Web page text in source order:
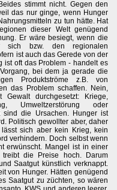
stimmt nicht. Gegen den
das nur ginge, wenn Hunger
zu tun hätte. Hat
dieser Welt genügend
Er wäre besiegt, wenn die
sich bzw. den regionalen
ist auch das Gerede von der
ist oft das Problem - handelt es
bei dem ja gerade die
Produktströme z.B. von
das Problem schaffen. Nein,
durchgesetzt: Kriege,
Umweltzerstörung oder
sind die Ursachen. Hunger ist
Politisch gewollter aber, daher
sich aber kein Krieg, kein
verhindern. Doch selbst wenn
erwünscht. Mangel ist in einer
treibt die Preise hoch. Darum
Saatgut künstlich verknappt.
von Hunger. Hätten genügend
Saatgut zu züchten, so wären